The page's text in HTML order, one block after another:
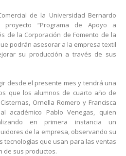
de la Universidad Bernardo
proyecto “Programa de Apoyo a
de la Corporación de Fomento de la
podrán asesorar a la empresa textil
su producción a través de sus
desde el presente mes y tendrá una
que los alumnos de cuarto año de
Ornella Romero y Francisca
académico Pablo Venegas, quien
en primera instancia un
de la empresa, observando su
tecnologías que usan para las ventas
de sus productos.